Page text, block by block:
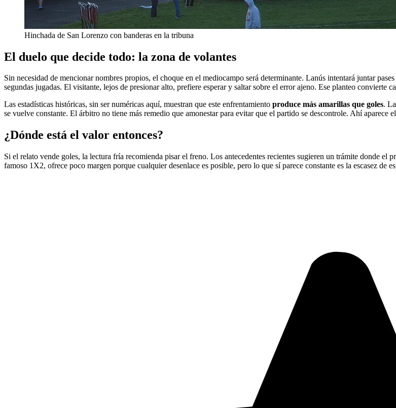
Hinchada de San Lorenzo con banderas en la tribuna
El duelo que decide todo: la zona de volantes
Sin necesidad de mencionar nombres propios, el choque en el mediocampo será determinante. Lanús intentará juntar
segundas jugadas. El visitante, lejos de presionar alto, prefiere esperar y saltar sobre el error ajeno. Ese planteo convierte
Las estadísticas históricas, sin ser numéricas aquí, muestran que este enfrentamiento produce más amarillas que goles.
se vuelve constante. El árbitro no tiene más remedio que amonestar para evitar que el partido se descontrole. Ahí aparece
¿Dónde está el valor entonces?
Si el relato vende goles, la lectura fría recomienda pisar el freno. Los antecedentes recientes sugieren un trámite donde
famoso 1X2, ofrece poco margen porque cualquier desenlace es posible, pero lo que sí parece constante es la escasez de